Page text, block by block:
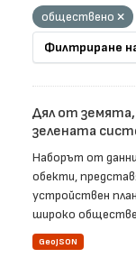
обществено
Филтриране
Дял от земята,
зелената
Наборът от
обекти,
устройствен
широко
GeoJSON